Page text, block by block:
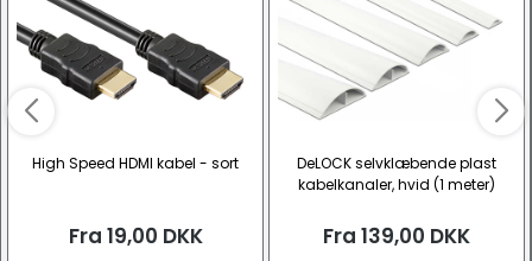
High Speed HDMI kabel - sort
Fra 19,00 DKK
DeLOCK selvklæbende plast
kabelkanaler, hvid (1 meter)
Fra 139,00 DKK